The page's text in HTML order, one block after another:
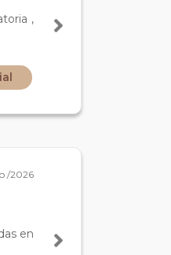
,
/2026
en